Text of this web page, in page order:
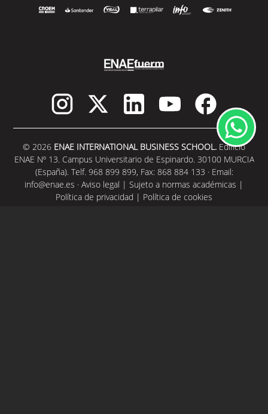
© 2026 ENAE INTERNATIONAL BUSINESS SCHOOL. Edificio
ENAE Nº 13. Campus Universitario de Espinardo. 30100 MURCIA
(España). Telf. 968 899 899, Fax: 868 884 133 · Email:
info@enae.es · Aviso legal | Sujeto a normas académicas |
Política de privacidad | Política de cookies